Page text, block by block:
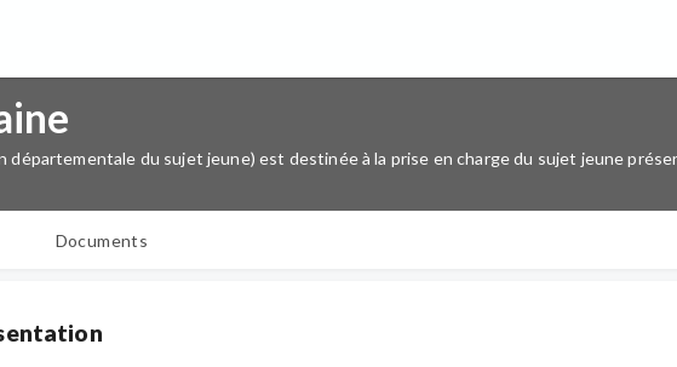
départementale du sujet jeune) est destinée à la prise en charge du sujet jeune
Documents